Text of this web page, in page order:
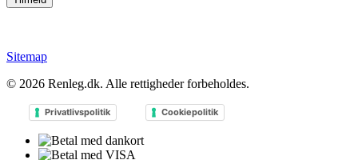
Sitemap
© 2026 Renleg.dk. Alle rettigheder forbeholdes.
Privatlivspolitik Cookiepolitik